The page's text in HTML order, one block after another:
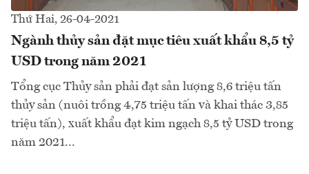
Thứ Hai, 26-04-2021
Ngành thủy sản đặt mục tiêu xuất khẩu 8,5 tỷ
USD trong năm 2021
Tổng cục Thủy sản phải đạt sản lượng 8,6 triệu tấn
thủy sản (nuôi trồng 4,75 triệu tấn và khai thác 3,85
triệu tấn), xuất khẩu đạt kim ngạch 8,5 tỷ USD trong
năm 2021...